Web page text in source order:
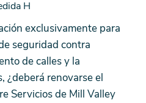
H
exclusivamente para
seguridad contra
de calles y la
¿deberá renovarse el
Servicios de Mill Valley